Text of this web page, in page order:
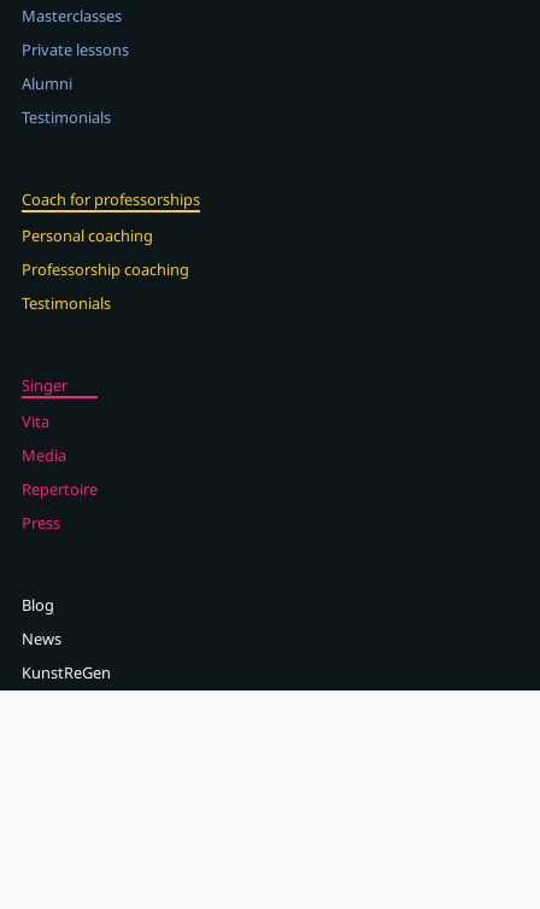
Masterclasses
Private lessons
Alumni
Testimonials
Coach for professorships
Personal coaching
Professorship coaching
Testimonials
Singer
Vita
Media
Repertoire
Press
Blog
News
KunstReGen